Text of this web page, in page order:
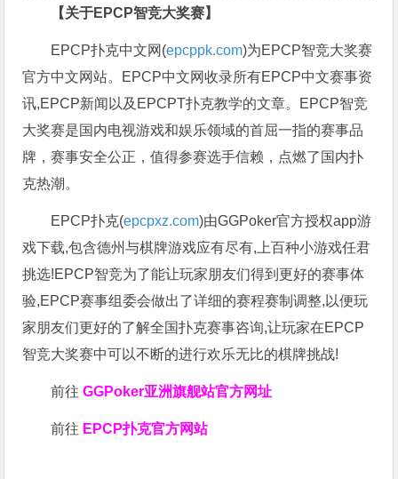
【关于EPCP智竞大奖赛】
EPCP扑克中文网(epcppk.com)为EPCP智竞大奖赛
官方中文网站。EPCP中文网收录所有EPCP中文赛事资
讯,EPCP新闻以及EPCPT扑克教学的文章。EPCP智竞
大奖赛是国内电视游戏和娱乐领域的首屈一指的赛事品
牌，赛事安全公正，值得参赛选手信赖，点燃了国内扑
克热潮。
EPCP扑克(epcpxz.com)由GGPoker官方授权app游
戏下载,包含德州与棋牌游戏应有尽有,上百种小游戏任君
挑选!EPCP智竞为了能让玩家朋友们得到更好的赛事体
验,EPCP赛事组委会做出了详细的赛程赛制调整,以便玩
家朋友们更好的了解全国扑克赛事咨询,让玩家在EPCP
智竞大奖赛中可以不断的进行欢乐无比的棋牌挑战!
前往GGPoker亚洲旗舰站官方网址
前往 EPCP扑克官方网站